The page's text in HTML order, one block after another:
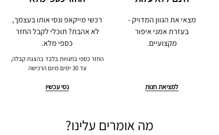
מצאי את הגוון המדויק -
בעזרת אמני איפור
מקצועיים.
למציאת חנות
רכשי מייקאפ ונסי אותו בעצמך,
לא אהבת? תוכלי לקבל החזר
כספי מלא.
החזר כספי בחנויות בלבד בהצגת קבלה,
עד 30 ימים מיום הרכישה
נסי עכשיו
מה אומרים עלינו?